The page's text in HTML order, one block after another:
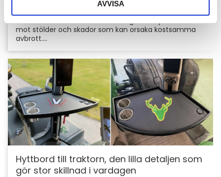
AVVISA
För entreprenörer är maskinerna hjärtat i
verksamheten. Därför är det viktigt att skydda dem
mot stölder och skador som kan orsaka kostsamma
avbrott....
Hyttbord till traktorn, den lilla detaljen som
gör stor skillnad i vardagen